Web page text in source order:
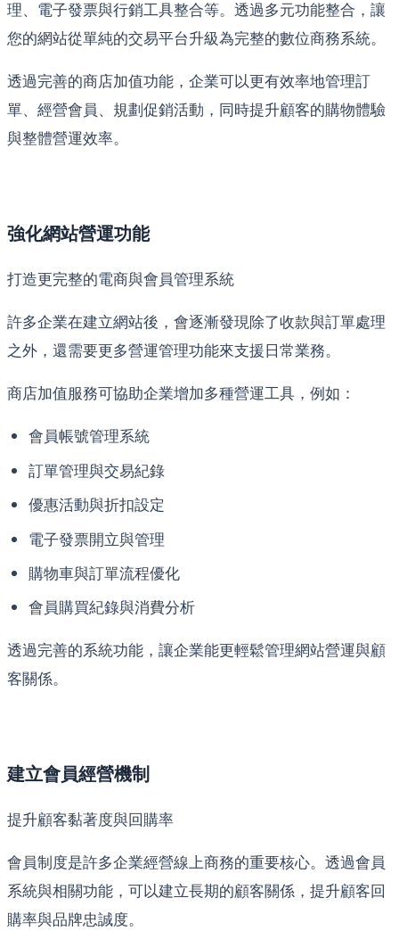
理、電子發票與行銷工具整合等。透過多元功能整合，讓
您的網站從單純的交易平台升級為完整的數位商務系統。
透過完善的商店加值功能，企業可以更有效率地管理訂
單、經營會員、規劃促銷活動，同時提升顧客的購物體驗
與整體營運效率。
強化網站營運功能
打造更完整的電商與會員管理系統
許多企業在建立網站後，會逐漸發現除了收款與訂單處理
之外，還需要更多營運管理功能來支援日常業務。
商店加值服務可協助企業增加多種營運工具，例如：
會員帳號管理系統
訂單管理與交易紀錄
優惠活動與折扣設定
電子發票開立與管理
購物車與訂單流程優化
會員購買紀錄與消費分析
透過完善的系統功能，讓企業能更輕鬆管理網站營運與顧
客關係。
建立會員經營機制
提升顧客黏著度與回購率
會員制度是許多企業經營線上商務的重要核心。透過會員
系統與相關功能，可以建立長期的顧客關係，提升顧客回
購率與品牌忠誠度。